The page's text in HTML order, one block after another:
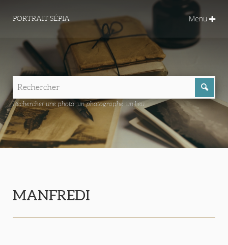
PORTRAIT SÉPIA Menu
Rechercher une photo, un photographe, un lieu...
MANFREDI